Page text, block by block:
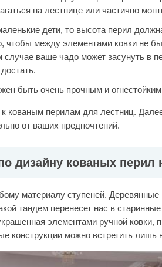
на лестнице или частично
дети, то высота перил
чтобы между элементами ковки не
ваше чадо может засунуть в
быть очень прочным и
кованым перилам для лестниц.
от ваших предпочтений.
дизайну кованых перил
материалу ступеней. Деревянные
тандем перенесет нас в
элементами ручной ковки,
конструкции можно встретить лишь